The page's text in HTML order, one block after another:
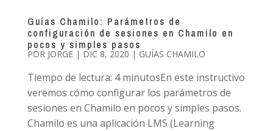
Guías Chamilo: Parámetros de
configuración de sesiones en Chamilo en
pocos y simples pasos
POR JORGE| DIC 8, 2020 | GUÍAS CHAMILO
Tiempo de lectura: 4 minutosEn este instructivo
veremos cómo configurar los parámetros de
sesiones en Chamilo en pocos y simples pasos.
Chamilo es una aplicación LMS (Learning